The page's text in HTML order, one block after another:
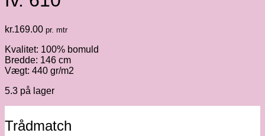
kr.169.00 pr. mtr
Kvalitet: 100% bomuld
Bredde: 146 cm
Vægt: 440 gr/m2
5.3 på lager
Trådmatch